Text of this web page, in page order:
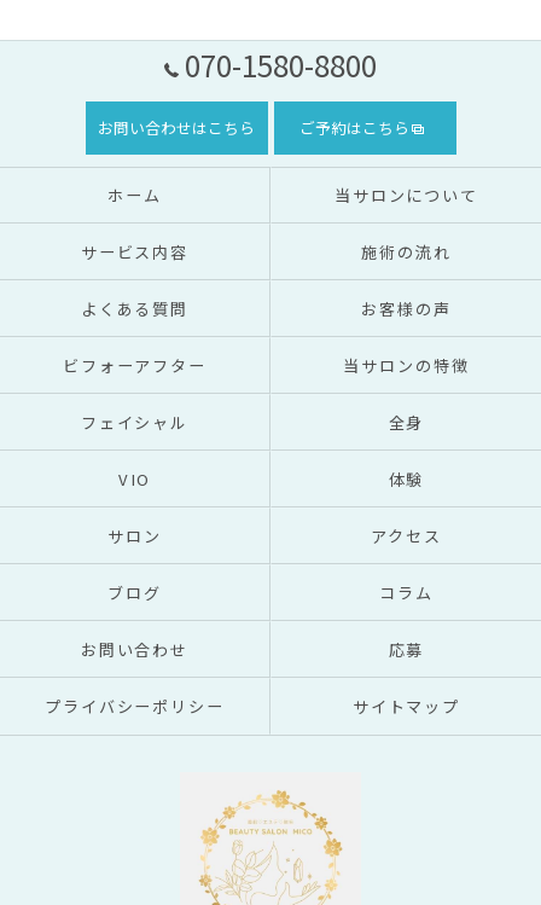
070-1580-8800
お問い合わせはこちら ご予約はこちら
ホーム 当サロンについて
サービス内容 施術の流れ
よくある質問 お客様の声
ビフォーアフター 当サロンの特徴
フェイシャル 全身
VIO 体験
サロン アクセス
ブログ コラム
お問い合わせ 応募
プライバシーポリシー サイトマップ